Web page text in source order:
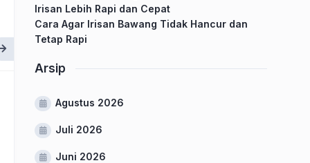
Irisan Lebih Rapi dan Cepat
Cara Agar Irisan Bawang Tidak Hancur dan
Tetap Rapi
Arsip
Agustus 2026
Juli 2026
Juni 2026